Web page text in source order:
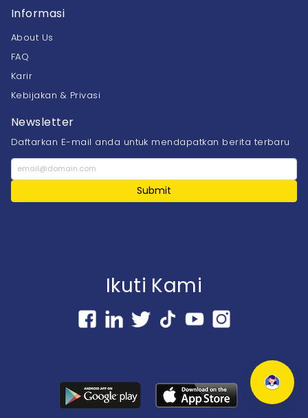
Informasi
About Us
FAQ
Karir
Kebijakan & Privasi
Newsletter
Daftarkan E-mail anda untuk mendapatkan berita terbaru
Submit
Ikuti Kami